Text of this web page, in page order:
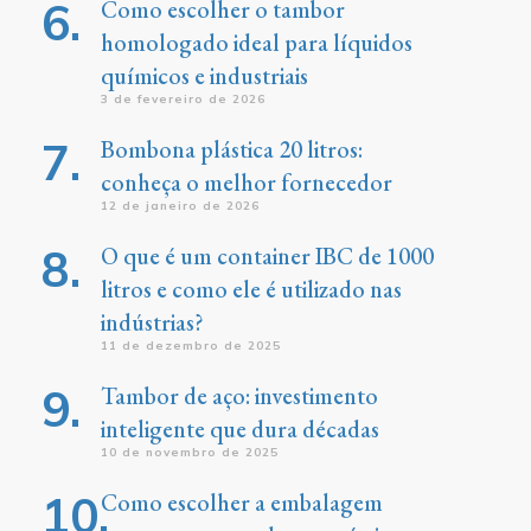
Como escolher o tambor
homologado ideal para líquidos
químicos e industriais
3 de fevereiro de 2026
Bombona plástica 20 litros:
conheça o melhor fornecedor
12 de janeiro de 2026
O que é um container IBC de 1000
litros e como ele é utilizado nas
indústrias?
11 de dezembro de 2025
Tambor de aço: investimento
inteligente que dura décadas
10 de novembro de 2025
Como escolher a embalagem